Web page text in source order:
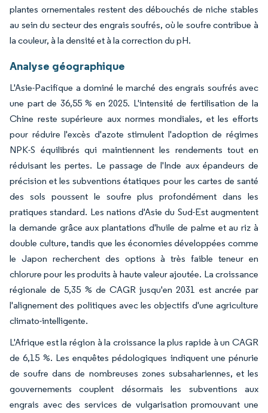
plantes ornementales restent des débouchés de niche stables
au sein du secteur des engrais soufrés, où le soufre contribue à
la couleur, à la densité et à la correction du pH.
Analyse géographique
L'Asie-Pacifique a dominé le marché des engrais soufrés avec
une part de 36,55 % en 2025. L'intensité de fertilisation de la
Chine reste supérieure aux normes mondiales, et les efforts
pour réduire l'excès d'azote stimulent l'adoption de régimes
NPK-S équilibrés qui maintiennent les rendements tout en
réduisant les pertes. Le passage de l'Inde aux épandeurs de
précision et les subventions étatiques pour les cartes de santé
des sols poussent le soufre plus profondément dans les
pratiques standard. Les nations d'Asie du Sud-Est augmentent
la demande grâce aux plantations d'huile de palme et au riz à
double culture, tandis que les économies développées comme
le Japon recherchent des options à très faible teneur en
chlorure pour les produits à haute valeur ajoutée. La croissance
régionale de 5,35 % de CAGR jusqu'en 2031 est ancrée par
l'alignement des politiques avec les objectifs d'une agriculture
climato-intelligente.
L'Afrique est la région à la croissance la plus rapide à un CAGR
de 6,15 %. Les enquêtes pédologiques indiquent une pénurie
de soufre dans de nombreuses zones subsahariennes, et les
gouvernements couplent désormais les subventions aux
engrais avec des services de vulgarisation promouvant une